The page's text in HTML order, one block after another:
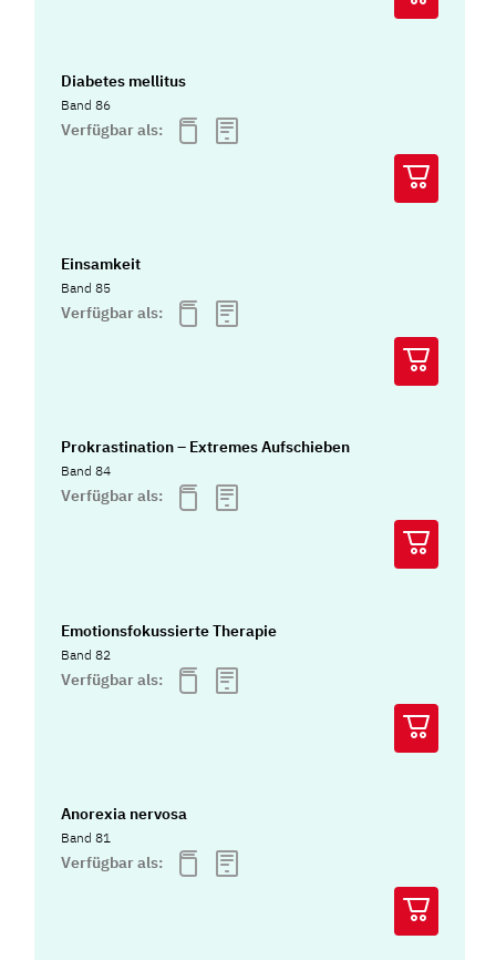
Diabetes mellitus
Band 86
Verfügbar als:
Einsamkeit
Band 85
Verfügbar als:
Prokrastination – Extremes Aufschieben
Band 84
Verfügbar als:
Emotionsfokussierte Therapie
Band 82
Verfügbar als:
Anorexia nervosa
Band 81
Verfügbar als: